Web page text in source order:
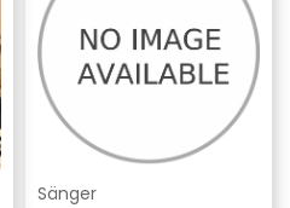
Sänger